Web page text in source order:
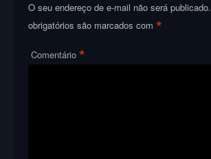
O seu endereço de e-mail não será publicado.
obrigatórios são marcados com*
Comentário *